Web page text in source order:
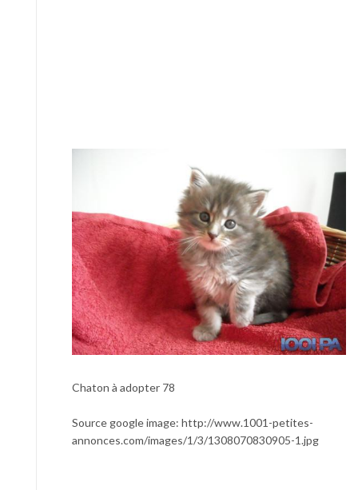
Chaton à adopter 78
Source google image: http://www.1001-petites-
annonces.com/images/1/3/1308070830905-1.jpg